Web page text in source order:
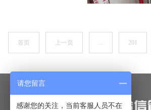
首页 上一页 ... 201
请您留言
感谢您的关注，当前客服人员不在